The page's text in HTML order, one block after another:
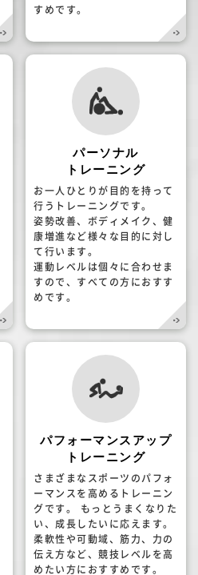
すめです。
パーソナル
トレーニング
お一人ひとりが目的を持って
行うトレーニングです。
姿勢改善、ボディメイク、健
康増進など様々な目的に対し
て行います。
運動レベルは個々に合わせま
すので、すべての方におすす
めです。
パフォーマンスアップ
トレーニング
さまざまなスポーツのパフォ
ーマンスを高めるトレーニン
グです。 もっとうまくなりた
い、成長したいに応えます。
柔軟性や可動域、筋力、力の
伝え方など、競技レベルを高
めたい方におすすめです。